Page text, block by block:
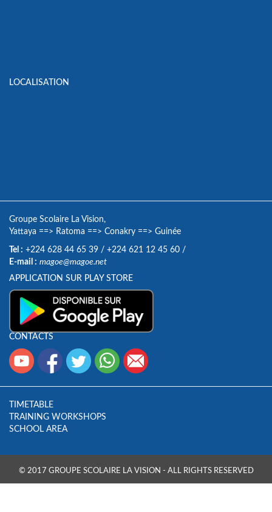
LOCALISATION
Groupe Scolaire La Vision,
Yattaya ==> Ratoma ==> Conakry ==> Guinée
Tel : +224 628 44 65 39 / +224 621 12 45 60 /
E-mail : magoe@magoe.net
APPLICATION SUR PLAY STORE
CONTACTS
TIMETABLE
TRAINING WORKSHOPS
SCHOOL AREA
© 2017 GROUPE SCOLAIRE LA VISION - ALL RIGHTS RESERVED